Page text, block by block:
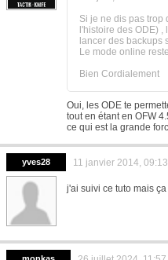
Si je ne dis pas trop
l'histoire des ODE) ,
lancer des backups
Le mode online
Bien Cordialement
Oui, les ODE te
tout en étant en OFW
ce qui est la grande
yves28 11 janvier 2014, 09:13
j'ai suivi ce tuto mais